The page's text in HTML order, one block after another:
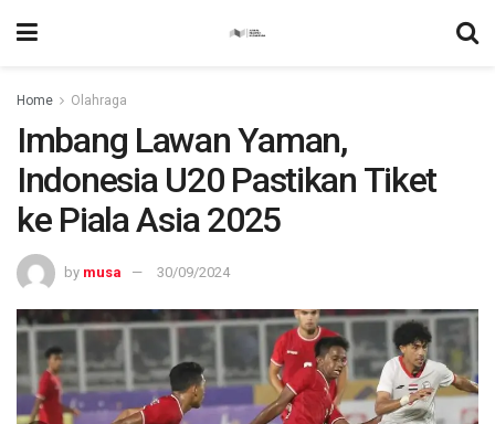
Home Olahraga
Imbang Lawan Yaman,
Indonesia U20 Pastikan Tiket
ke Piala Asia 2025
by musa 30/09/2024